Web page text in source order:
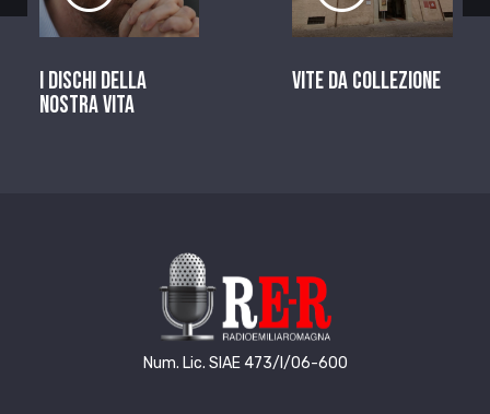
I dischi della
nostra vita
Vite da Collezione
Num. Lic. SIAE 473/I/06-600